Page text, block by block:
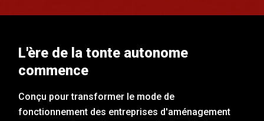
L'ère de la tonte autonome
commence
Conçu pour transformer le mode de
fonctionnement des entreprises d'aménagement